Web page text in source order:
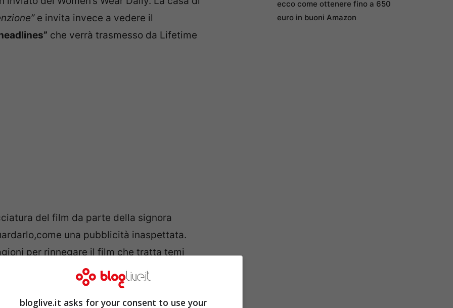
e invita invece a vedere il
che verrà trasmesso da Lifetime
del film da parte della signora
una pubblicità inaspettata.
per rinnegare il film che tratta temi
Si sofferma poco sulla grandiosità di
a Reggio Calabria del giovane Gianni
Sottolinea lo strettissimo legame
ecco come ottenere fino a 650
euro in buoni Amazon
bloglive.it asks for your consent to use your